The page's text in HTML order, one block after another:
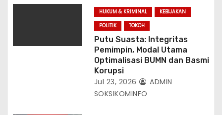
HUKUM & KRIMINAL
KEBIJAKAN
POLITIK
TOKOH
Putu Suasta: Integritas
Pemimpin, Modal Utama
Optimalisasi BUMN dan Basmi
Korupsi
Jul 23, 2026
ADMIN
SOKSIKOMINFO